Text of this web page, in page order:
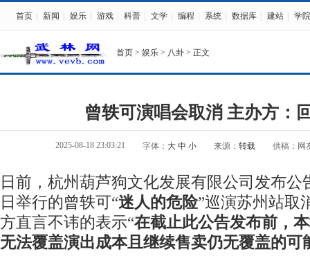
首页 新闻 娱乐 游戏 科普 文学 编程 系统 数据库 建站 学院
首页 > 娱乐 > 八卦 > 正文
曾轶可演唱会取消 主办方：
2025-08-18 23:03:21 字体： 大 中 小 来源： 转载 供稿：网
日前，杭州葫芦狗文化发展有限公司发布公
日举行的曾轶可“迷人的危险”巡演苏州站取
方直言不讳的表示“在截止此公告发布前，
无法覆盖演出成本且继续售卖仍无覆盖的可